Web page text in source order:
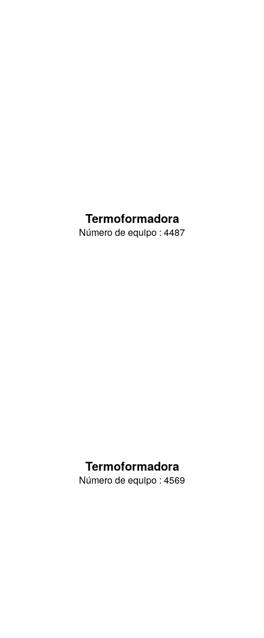
Termoformadora
Número de equipo : 4487
Termoformadora
Número de equipo : 4569